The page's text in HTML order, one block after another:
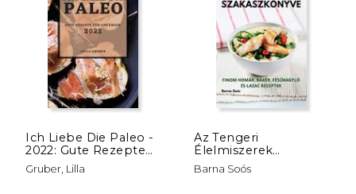
Ich Liebe Die Paleo -
2022: Gute Rezepte
Für Anfänger (en
Alemán)
Gruber, Lilla
Az Tengeri
Élelmiszerek
Szakaszkönyve (en
Hungarian)
Barna Soós